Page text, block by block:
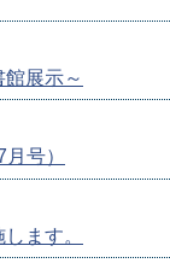
展示～
号）
ます。